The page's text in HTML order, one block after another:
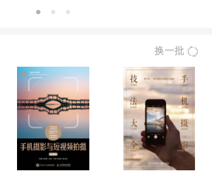
学系法语专业。高级记者，曾任新
副主席和纪实摄影协会负责人之
社摄影报道的组织工作，多次组织
件的报道，如
换一批